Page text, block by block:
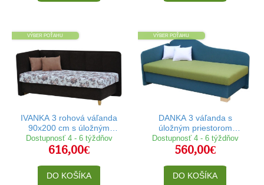
VÝBER POŤAHU
IVANKA 3 rohová váľanda
90x200 cm s úložným
priestorom
Dostupnosť 4 - 6 týždňov
616,00€
DO KOŠÍKA
VÝBER POŤAHU
DANKA 3 váľanda s
úložným priestorom
90x200 cm
Dostupnosť 4 - 6 týždňov
560,00€
DO KOŠÍKA